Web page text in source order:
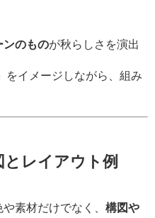
ンのものが秋らしさを演出
イメージしながら、組み
レイアウト例
素材だけでなく、 構図や